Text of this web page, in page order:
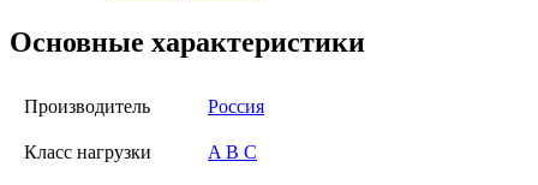
Основные характеристики
Производитель Россия
Класс нагрузки A B C